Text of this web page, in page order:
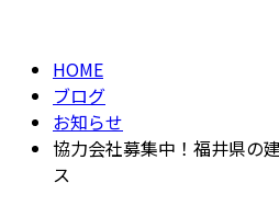
HOME
ブログ
お知らせ
協力会社募集中！福井県の
ス